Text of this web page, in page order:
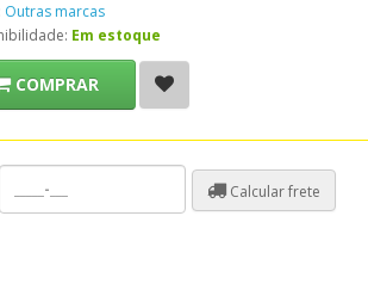
Outras marcas
Em estoque
COMPRAR
Calcular frete